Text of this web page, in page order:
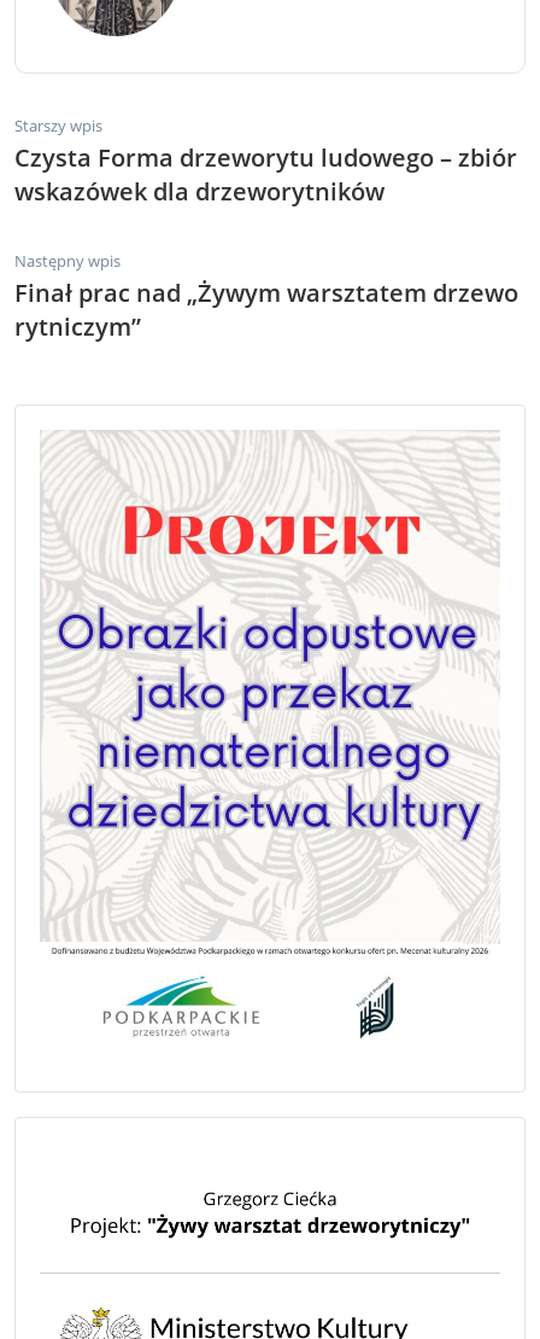
Starszy wpis
Czysta Forma drzeworytu ludowego – zbiór
wskazówek dla drzeworytników
Następny wpis
Finał prac nad „Żywym warsztatem drzewo
rytniczym”